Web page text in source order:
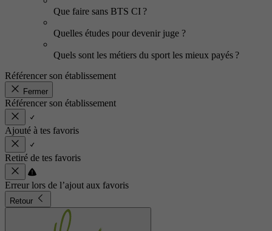
Que faire sans BTS CI ?
Quelles études pour devenir juge ?
Quels sont les métiers du sport les mieux payés ?
Référencer son établissement
Fermer
Référencer son établissement
Ajouté à tes favoris
Retiré de tes favoris
Erreur lors de l’ajout aux favoris
Retour